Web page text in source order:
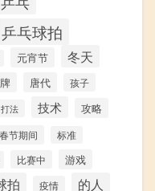
乒乓球拍
元宵节 冬天
唐代 孩子
打法 技术 攻略
春节期间 标准
比赛中 游戏
拍 疫情 的人